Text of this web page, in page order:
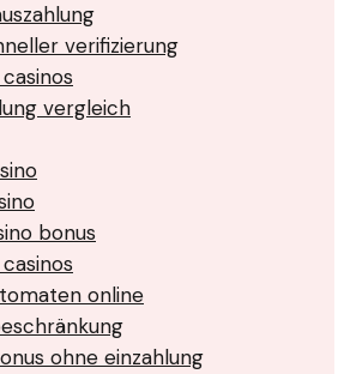
verifizierung
vergleich
bonus
online
ohne einzahlung